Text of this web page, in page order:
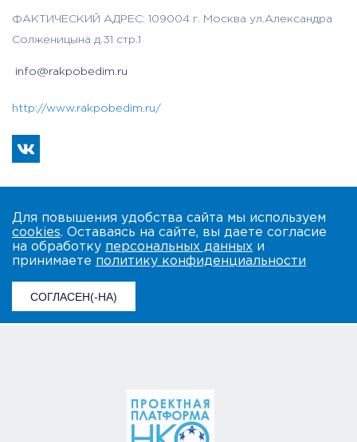
ФАКТИЧЕСКИЙ АДРЕС: 109004 г. Москва ул.Александра
Солженицына д.31 стр.1
info@rakpobedim.ru
http://www.rakpobedim.ru/
Для повышения удобства сайта мы используем
cookies. Оставаясь на сайте, вы даете согласие
на обработку персональных данных и
принимаете политику конфиденциальности
СОГЛАСЕН(-НА)